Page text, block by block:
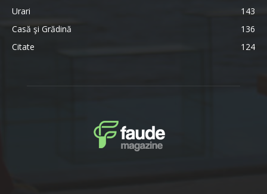
Urari
143
Casă şi Grădină
136
Citate
124